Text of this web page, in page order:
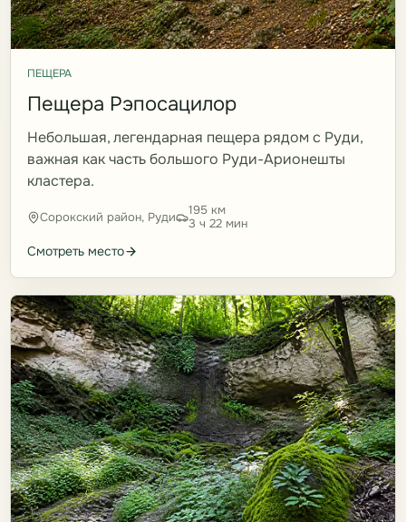
ПЕЩЕРА
Пещера Рэпосацилор
Небольшая, легендарная пещера рядом с Руди,
важная как часть большого Руди-Арионешты
кластера.
Сорокский район, Руди
195 км
3 ч 22 мин
Смотреть место